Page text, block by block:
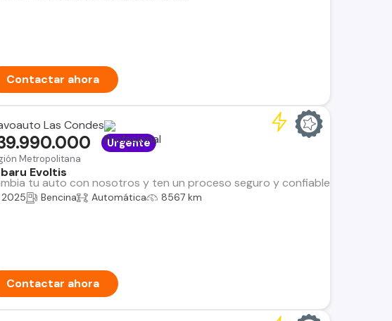
Contactar ahora
Las Condes
Metropolitana
Evoltis
tu auto con nosotros y ten un proceso seguro y confiable. Encuentra
Urgente
2025 Bencina Automática 8567 km
Contactar ahora